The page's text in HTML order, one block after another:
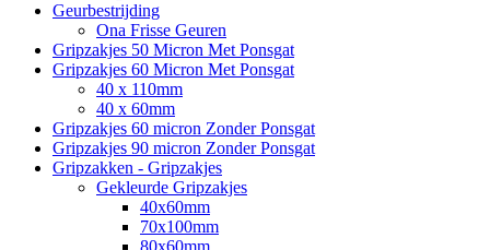
Geurbestrijding
Ona Frisse Geuren
Gripzakjes 50 Micron Met Ponsgat
Gripzakjes 60 Micron Met Ponsgat
40 x 110mm
40 x 60mm
Gripzakjes 60 micron Zonder Ponsgat
Gripzakjes 90 micron Zonder Ponsgat
Gripzakken - Gripzakjes
Gekleurde Gripzakjes
40x60mm
70x100mm
80x60mm